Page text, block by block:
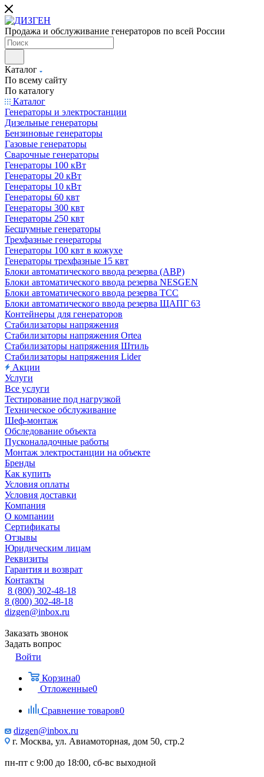
Продажа и обслуживание генераторов по всей России
Каталог
По всему сайту
По каталогу
Каталог
Генераторы и электростанции
Дизельные генераторы
Бензиновые генераторы
Газовые генераторы
Сварочные генераторы
Генераторы 100 кВт
Генераторы 20 кВт
Генераторы 10 кВт
Генераторы 60 квт
Генераторы 300 квт
Генераторы 250 квт
Бесшумные генераторы
Трехфазные генераторы
Генераторы 100 квт в кожухе
Генераторы трехфазные 15 квт
Блоки автоматического ввода резерва (АВР)
Блоки автоматического ввода резерва NESGEN
Блоки автоматического ввода резерва ТСС
Блоки автоматического ввода резерва ЩАПГ 63
Контейнеры для генераторов
Стабилизаторы напряжения
Стабилизаторы напряжения Ortea
Стабилизаторы напряжения Штиль
Стабилизаторы напряжения Lider
Акции
Услуги
Все услуги
Тестирование под нагрузкой
Техническое обслуживание
Шеф-монтаж
Обследование объекта
Пусконаладочные работы
Монтаж электростанции на объекте
Бренды
Как купить
Условия оплаты
Условия доставки
Компания
О компании
Сертификаты
Отзывы
Юридическим лицам
Реквизиты
Гарантия и возврат
Контакты
8 (800) 302-48-18
8 (800) 302-48-18
dizgen@inbox.ru
Заказать звонок
Задать вопрос
Войти
Корзина0
Отложенные0
Сравнение товаров0
dizgen@inbox.ru
г. Москва, ул. Авиамоторная, дом 50, стр.2
пн-пт с 9:00 до 18:00, сб-вс выходной